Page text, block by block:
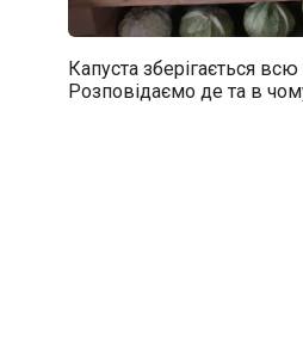
Капуста зберігається всю
Розповідаємо де та в